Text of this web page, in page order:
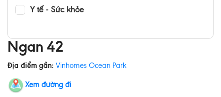
Y tế - Sức khỏe
Ngan 42
Địa điểm gần: Vinhomes Ocean Park
Xem đường đi